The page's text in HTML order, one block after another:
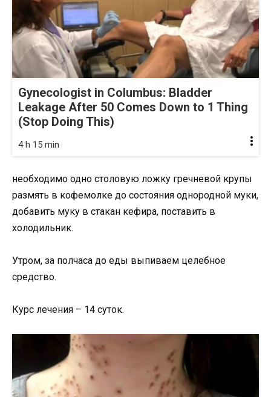
Gynecologist in Columbus: Bladder
Leakage After 50 Comes Down to 1 Thing
(Stop Doing This)
4 h 15 min
необходимо одно столовую ложку гречневой крупы
размять в кофемолке до состояния однородной муки,
добавить муку в стакан кефира, поставить в
холодильник.
Утром, за полчаса до еды выпиваем целебное
средство.
Курс лечения – 14 суток.